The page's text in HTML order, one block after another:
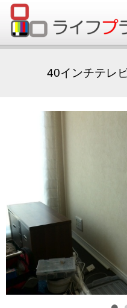
40インチテレ